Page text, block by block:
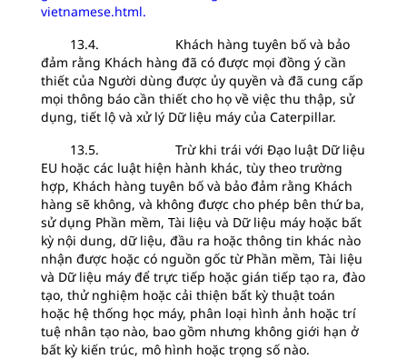
vietnamese.html.
13.4. Khách hàng tuyên bố và bảo
đảm rằng Khách hàng đã có được mọi đồng ý cần
thiết của Người dùng được ủy quyền và đã cung cấp
mọi thông báo cần thiết cho họ về việc thu thập, sử
dụng, tiết lộ và xử lý Dữ liệu máy của Caterpillar.
13.5. Trừ khi trái với Đạo luật Dữ liệu
EU hoặc các luật hiện hành khác, tùy theo trường
hợp, Khách hàng tuyên bố và bảo đảm rằng Khách
hàng sẽ không, và không được cho phép bên thứ ba,
sử dụng Phần mềm, Tài liệu và Dữ liệu máy hoặc bất
kỳ nội dung, dữ liệu, đầu ra hoặc thông tin khác nào
nhận được hoặc có nguồn gốc từ Phần mềm, Tài liệu
và Dữ liệu máy để trực tiếp hoặc gián tiếp tạo ra, đào
tạo, thử nghiệm hoặc cải thiện bất kỳ thuật toán
hoặc hệ thống học máy, phân loại hình ảnh hoặc trí
tuệ nhân tạo nào, bao gồm nhưng không giới hạn ở
bất kỳ kiến trúc, mô hình hoặc trọng số nào.